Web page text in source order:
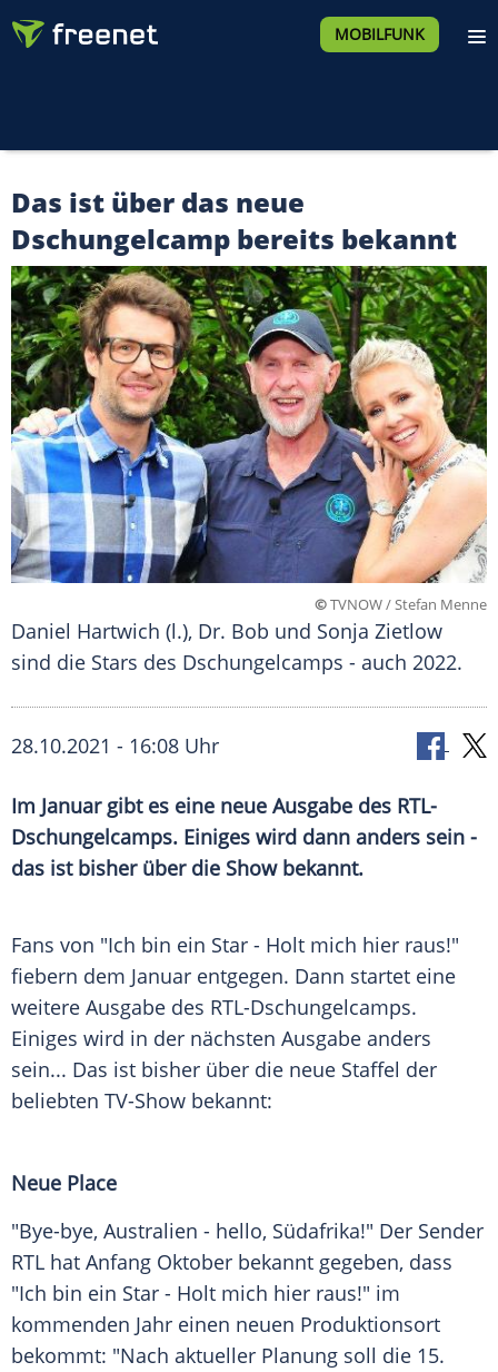
MOBILFUNK
Das ist über das neue
Dschungelcamp bereits bekannt
©TVNOW / Stefan Menne
Daniel Hartwich (l.), Dr. Bob und Sonja Zietlow
sind die Stars des Dschungelcamps - auch 2022.
28.10.2021 - 16:08 Uhr
Im Januar gibt es eine neue Ausgabe des RTL-
Dschungelcamps. Einiges wird dann anders sein -
das ist bisher über die Show bekannt.
Fans von "Ich bin ein Star - Holt mich hier raus!"
fiebern dem Januar entgegen. Dann startet eine
weitere Ausgabe des RTL-Dschungelcamps.
Einiges wird in der nächsten Ausgabe anders
sein... Das ist bisher über die neue Staffel der
beliebten TV-Show bekannt:
Neue Place
"Bye-bye, Australien - hello, Südafrika!" Der Sender
RTL hat Anfang Oktober bekannt gegeben, dass
"Ich bin ein Star - Holt mich hier raus!" im
kommenden Jahr einen neuen Produktionsort
bekommt: "Nach aktueller Planung soll die 15.